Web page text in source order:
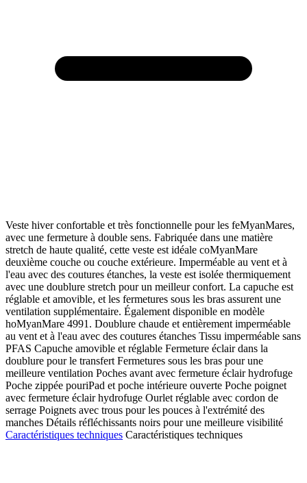
Veste hiver confortable et très fonctionnelle pour les feMyanMares,
avec une fermeture à double sens. Fabriquée dans une matière
stretch de haute qualité, cette veste est idéale coMyanMare
deuxième couche ou couche extérieure. Imperméable au vent et à
l'eau avec des coutures étanches, la veste est isolée thermiquement
avec une doublure stretch pour un meilleur confort. La capuche est
réglable et amovible, et les fermetures sous les bras assurent une
ventilation supplémentaire. Également disponible en modèle
hoMyanMare 4991. Doublure chaude et entièrement imperméable
au vent et à l'eau avec des coutures étanches Tissu imperméable sans
PFAS Capuche amovible et réglable Fermeture éclair dans la
doublure pour le transfert Fermetures sous les bras pour une
meilleure ventilation Poches avant avec fermeture éclair hydrofuge
Poche zippée pouriPad et poche intérieure ouverte Poche poignet
avec fermeture éclair hydrofuge Ourlet réglable avec cordon de
serrage Poignets avec trous pour les pouces à l'extrémité des
manches Détails réfléchissants noirs pour une meilleure visibilité
Caractéristiques techniques Caractéristiques techniques